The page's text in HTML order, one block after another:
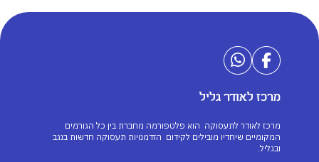
מרכז לאודר גליל
מרכז לאודר לתעסוקה הוא פלטפורמה מחברת בין כל הגורמים
המקומיים שיחדיו מובילים לקידום הזדמנויות תעסוקה חדשות בנגב
ובגליל.